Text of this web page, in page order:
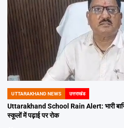
POSTED
IN
UTTARAKHAND NEWS उत्तराखंड
Uttarakhand School Rain Alert: भारी
स्कूलों में पढ़ाई पर रोक